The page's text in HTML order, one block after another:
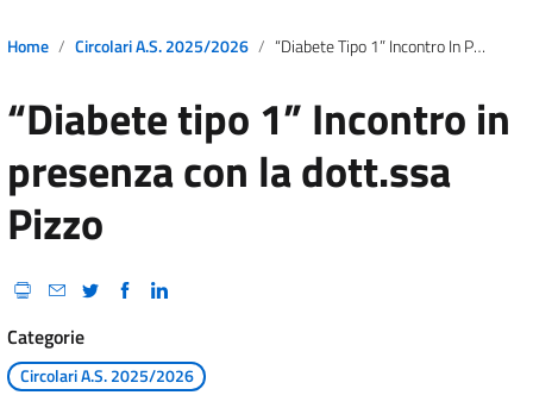
Home Circolari A.S. 2025/2026 “Diabete Tipo 1” Incontro In Presenza Con La Dott.ssa Pizzo
“Diabete tipo 1” Incontro in
presenza con la dott.ssa
Pizzo
Categorie
Circolari A.S. 2025/2026